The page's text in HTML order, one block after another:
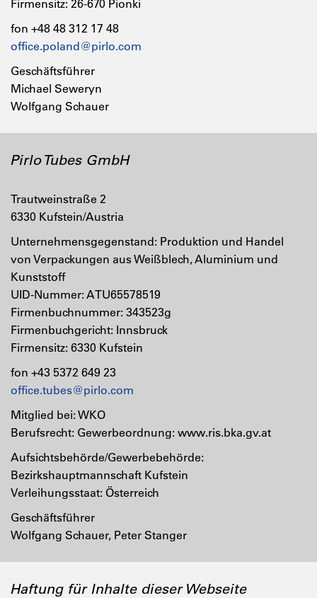
Firmensitz: 26-670 Pionki
fon +48 48 312 17 48
office.poland@pirlo.com
Geschäftsführer
Michael Seweryn
Wolfgang Schauer
Pirlo Tubes GmbH
Trautweinstraße 2
6330 Kufstein/Austria
Unternehmensgegenstand: Produktion und Handel
von Verpackungen aus Weißblech, Aluminium und
Kunststoff
UID-Nummer: ATU65578519
Firmenbuchnummer: 343523g
Firmenbuchgericht: Innsbruck
Firmensitz: 6330 Kufstein
fon +43 5372 649 23
office.tubes@pirlo.com
Mitglied bei: WKO
Berufsrecht: Gewerbeordnung: www.ris.bka.gv.at
Aufsichtsbehörde/Gewerbebehörde:
Bezirkshauptmannschaft Kufstein
Verleihungsstaat: Österreich
Geschäftsführer
Wolfgang Schauer, Peter Stanger
Haftung für Inhalte dieser Webseite